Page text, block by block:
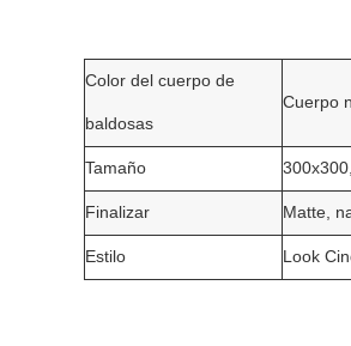
Color del cuerpo de
baldosas
Cuerpo
Tamaño
Finalizar Matte,
Estilo Look